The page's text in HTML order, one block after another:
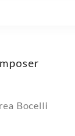
Bocelli